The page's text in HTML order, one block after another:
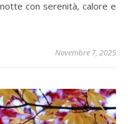
con serenità, calore e
Novembre 7, 2025